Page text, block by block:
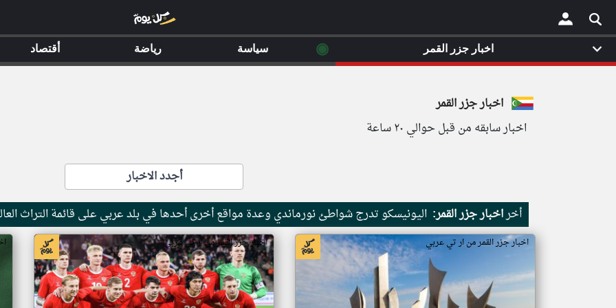
×
اخبار جزر القمر
اخبار سابقه من قبل حوالي ٢٠ ساعة
أجدد الاخبار
أخراخبار جزر القمر: اليونيسكو تدرج شواطئ نورماندي وعدة مواقع أخرى أحدها في بلد عربي على قائمة التراث
اخبار جزر القمر من ار تي عربي اخبار جزر القمر من ار تي عربي
اخبار جزر القمر ◉ سياسة رياضة أقتصاد